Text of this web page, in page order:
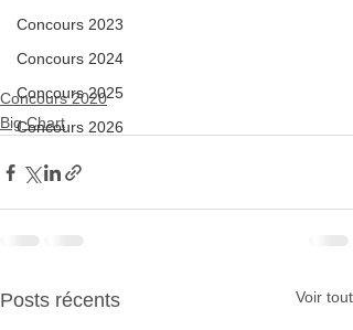
Concours 2023
Concours 2024
Concours 2025
Concours 2026
Concours 2020
Big Chart
Posts récents Voir tout